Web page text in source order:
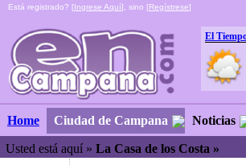
Está registrado? [Ingrese Aquí], sino [Regístrese]
El
Home Ciudad de Campana Noticias
Usted está aquí » La Casa de los Costa »